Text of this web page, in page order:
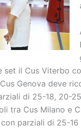
set il Cus Viterbo
Genova deve
di 25-18, 20-
tra Cus Milano e
parziali di 25-16